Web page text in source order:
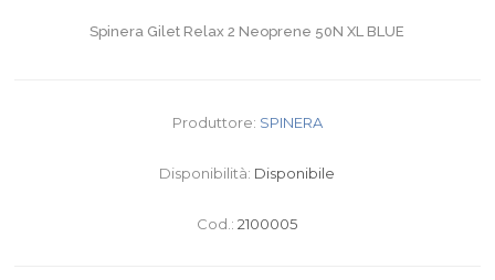
Spinera Gilet Relax 2 Neoprene 50N XL BLUE
Produttore: SPINERA
Disponibilità: Disponibile
Cod.: 2100005